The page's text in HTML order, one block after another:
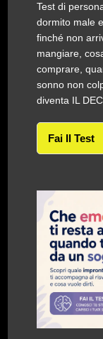
Test di
dormito male
finché non
mangiare,
comprare,
sonno non
diventa IL
Fai Il Test